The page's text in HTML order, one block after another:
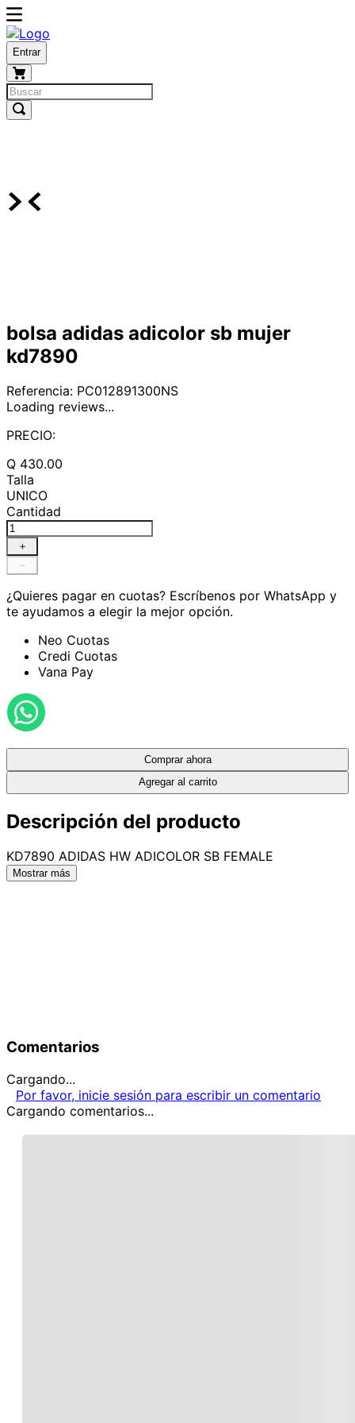
Entrar
bolsa adidas adicolor sb mujer
kd7890
Referencia: PC012891300NS
Loading reviews...
PRECIO:
Q 430.00
Talla
UNICO
Cantidad
＋
－
¿Quieres pagar en cuotas? Escríbenos por WhatsApp y
te ayudamos a elegir la mejor opción.
Neo Cuotas
Credi Cuotas
Vana Pay
Comprar ahora
Agregar al carrito
Descripción del producto
KD7890 ADIDAS HW ADICOLOR SB FEMALE
Mostrar más
Comentarios
Cargando...
Por favor, inicie sesión para escribir un comentario
Cargando comentarios...